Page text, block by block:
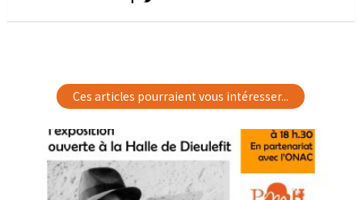
Ces articles pourraient vous intéresser...